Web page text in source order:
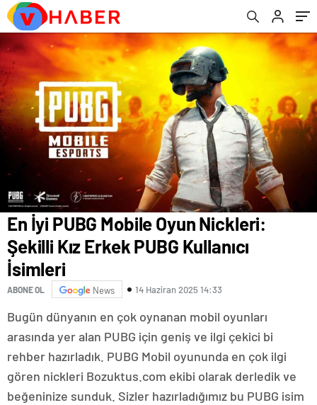
En İyi PUBG Mobile Oyun Nickleri:
Şekilli Kız Erkek PUBG Kullanıcı
İsimleri
ABONE OL News 14 Haziran 2025 14:33
Bugün dünyanın en çok oynanan mobil oyunları
arasında yer alan PUBG için geniş ve ilgi çekici bi
rehber hazırladık. PUBG Mobil oyununda en çok ilgi
gören nickleri Bozuktus.com ekibi olarak derledik ve
beğeninize sunduk. Sizler hazırladığımız bu PUBG isim